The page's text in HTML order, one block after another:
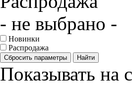
- не выбрано -
Новинки
Распродажа
Сбросить параметры Найти
Показывать на